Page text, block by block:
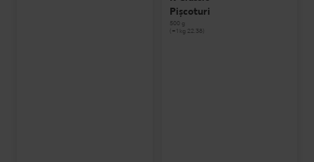
Pișcoturi
500 g
(=1 kg 22.38)